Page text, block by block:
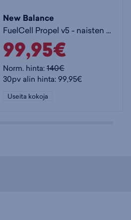
New Balance
FuelCell Propel v5 - naisten juoksukengät
99,95€
Norm. hinta:140€
30pv alin hinta: 99,95€
Useita kokoja